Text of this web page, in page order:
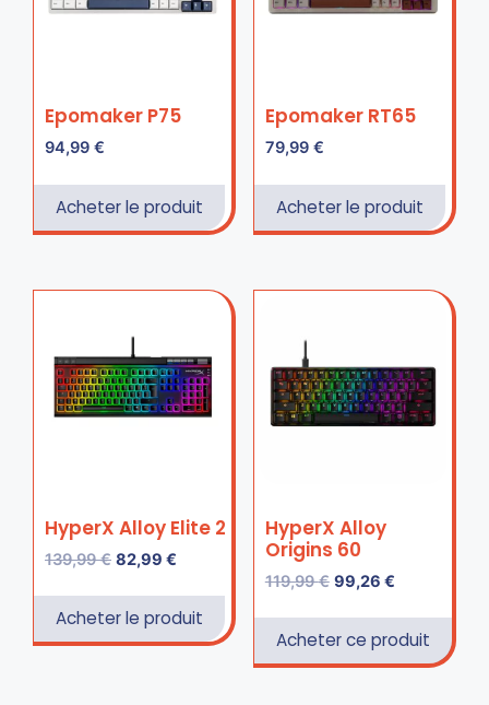
Epomaker P75
94,99 €
Acheter le produit
Epomaker RT65
79,99 €
Acheter le produit
HyperX Alloy Elite 2
139,99€ 82,99 €
Acheter le produit
HyperX Alloy
Origins 60
119,99€ 99,26 €
Acheter ce produit